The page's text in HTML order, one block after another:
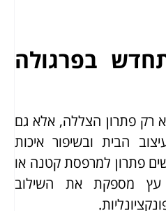
בפרגולה
רק פתרון הצללה, אלא גם
הבית ובשיפור איכות
פתרון למרפסת קטנה או
עץ מספקת את השילוב